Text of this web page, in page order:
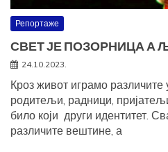
Репортаже
СВЕТ ЈЕ ПОЗОРНИЦА А
24.10.2023.
Кроз живот играмо
родитељи, радници,
било који други идентитет.
различите вештине, а